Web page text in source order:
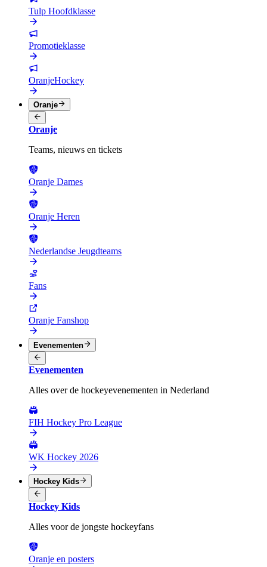
Tulp Hoofdklasse
Promotieklasse
OranjeHockey
Oranje
Oranje
Teams, nieuws en tickets
Oranje Dames
Oranje Heren
Nederlandse Jeugdteams
Fans
Oranje Fanshop
Evenementen
Evenementen
Alles over de hockeyevenementen in Nederland
FIH Hockey Pro League
WK Hockey 2026
Hockey Kids
Hockey Kids
Alles voor de jongste hockeyfans
Oranje en posters